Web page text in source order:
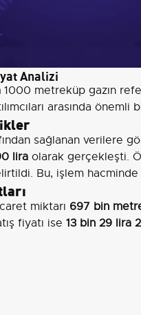
Analizi
1000 metreküp gazın
arasında önemli
sağlanan verilere
lira olarak gerçekleşti.
Bu, işlem
miktarı 697 bin
fiyatı ise 13 bin 29 lira